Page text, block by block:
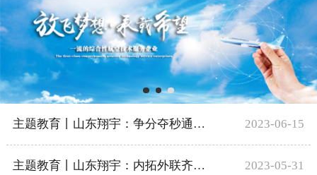
新闻中心
分支机构
产品与服务
主题教育丨山东翔宇：争分夺秒通力合作 保障客户维修需求 2023-06-15
主题教育丨山东翔宇：内拓外联齐发力 主动作为谋发展 2023-05-31